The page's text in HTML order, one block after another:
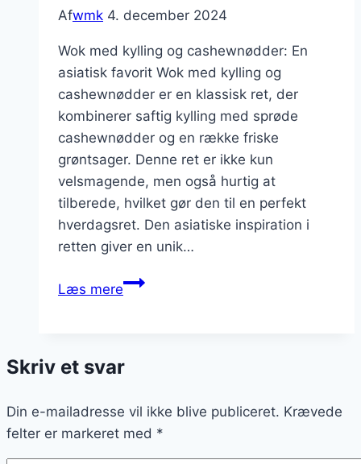
Afwmk 4. december 2024
Wok med kylling og cashewnødder: En
asiatisk favorit Wok med kylling og
cashewnødder er en klassisk ret, der
kombinerer saftig kylling med sprøde
cashewnødder og en række friske
grøntsager. Denne ret er ikke kun
velsmagende, men også hurtig at
tilberede, hvilket gør den til en perfekt
hverdagsret. Den asiatiske inspiration i
retten giver en unik…
Læs mereWok
cashewnødder:
asiatisk
favorit
Skriv et svar
Din e-mailadresse vil ikke blive publiceret. Krævede
felter er markeret med *